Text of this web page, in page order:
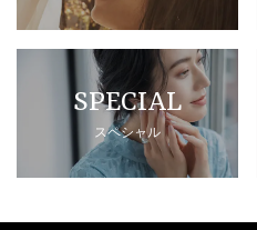
SPECIAL
スペシャル